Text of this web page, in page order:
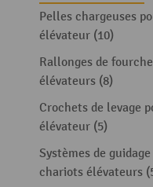
Pelles chargeuses
élévateur (10)
Rallonges de
élévateurs (8)
Crochets de levage
élévateur (5)
Systèmes de
chariots élévateurs